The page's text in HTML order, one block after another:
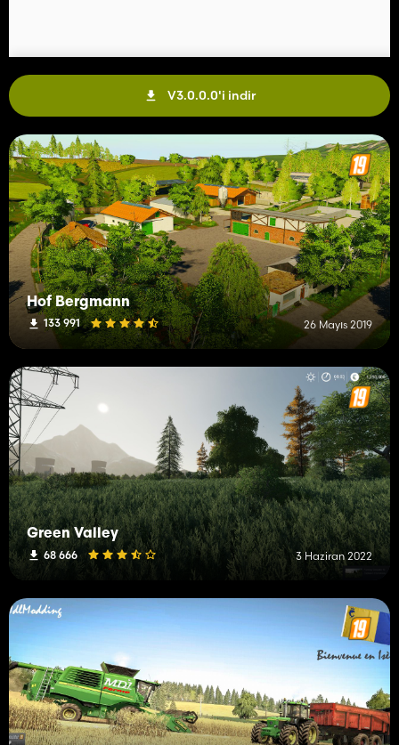
V3.0.0.0'i indir
Hof Bergmann
133 991 26 Mayıs 2019
Green Valley
68 666 3 Haziran 2022